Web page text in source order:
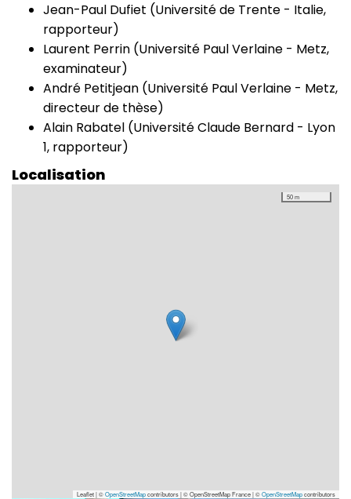
Jean-Paul Dufiet (Université de Trente - Italie,
rapporteur)
Laurent Perrin (Université Paul Verlaine - Metz,
examinateur)
André Petitjean (Université Paul Verlaine - Metz,
directeur de thèse)
Alain Rabatel (Université Claude Bernard - Lyon
1, rapporteur)
Localisation
50 m
Leaflet | ©OpenStreetMapcontributors|© OpenStreetMap France | ©OpenStreetMapcontributors